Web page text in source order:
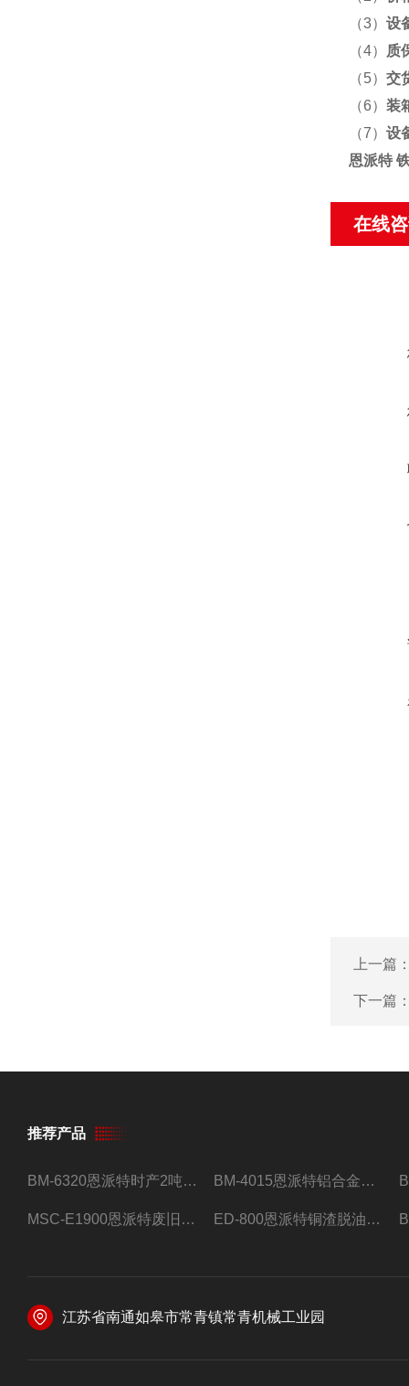
（3） 设
（4）
质
（5） 交
（6） 装
（7） 设
恩派特
在线
上一篇
下一篇
推荐产品
BM-6320恩派特时产2吨合金钢屑压饼机 BM-4015恩派特铝合金屑压饼机 脱油效果好
MSC-E1900恩派特废旧锂电池极片破碎处理设备 ED-800恩派特铜渣脱油机废铜屑铝屑甩油机
江苏省南通如皋市常青镇常青机械工业园